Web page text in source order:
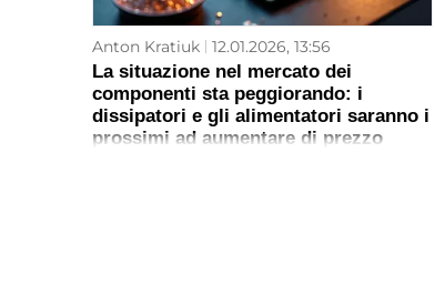
Anton Kratiuk 12.01.2026, 13:56
La situazione nel mercato dei
componenti sta peggiorando: i
dissipatori e gli alimentatori saranno i
prossimi ad aumentare di prezzo